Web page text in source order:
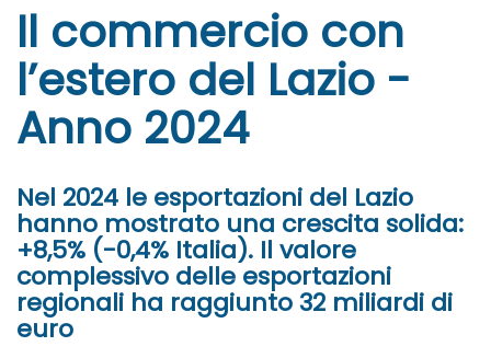
Il commercio con
l’estero del Lazio -
Anno 2024
Nel 2024 le esportazioni del Lazio
hanno mostrato una crescita solida:
+8,5% (-0,4% Italia). Il valore
complessivo delle esportazioni
regionali ha raggiunto 32 miliardi di
euro